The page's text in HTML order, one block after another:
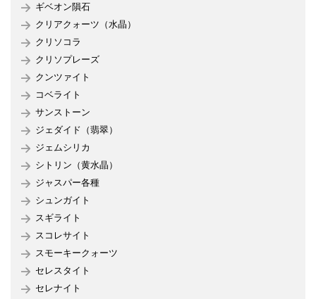
ギベオン隕石
クリアクォーツ（水晶）
クリソコラ
クリソプレーズ
クンツァイト
コベライト
サンストーン
ジェダイド（翡翠）
ジェムシリカ
シトリン（黄水晶）
ジャスパー各種
シュンガイト
スギライト
スコレサイト
スモーキークォーツ
セレスタイト
セレナイト